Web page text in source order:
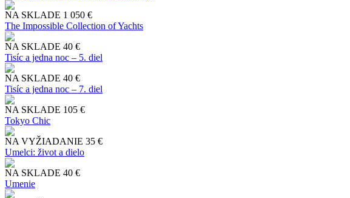
NA SKLADE 1 050 €
The Impossible Collection of Yachts
NA SKLADE 40 €
Tisíc a jedna noc – 5. diel
NA SKLADE 40 €
Tisíc a jedna noc – 7. diel
NA SKLADE 105 €
Tokyo Chic
NA VYŽIADANIE 35 €
Umelci: život a dielo
NA SKLADE 40 €
Umenie